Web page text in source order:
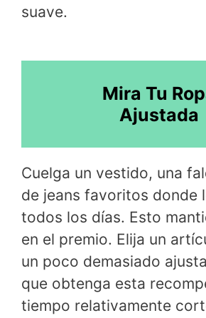
suave.
Mira Tu
Ajustada
Cuelga un vestido, una
de jeans favoritos donde
todos los días. Esto
en el premio. Elija un
un poco demasiado
que obtenga esta
tiempo relativamente